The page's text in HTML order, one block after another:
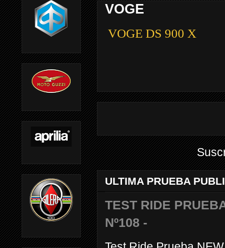
VOGE
VOGE DS 900 X
ULTIMA PRUEBA
TEST RIDE
Nº108 -